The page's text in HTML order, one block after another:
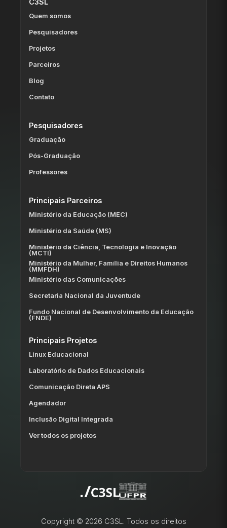
C3SL
Quem somos
Pesquisadores
Projetos
Parceiros
Blog
Contato
Pesquisadores
Graduação
Pós-Graduação
Professores
Principais Parceiros
Ministério da Educação (MEC)
Ministério da Saúde (MS)
Ministério da Ciência, Tecnologia e Inovação
(MCTI)
Ministério da Mulher, Família e Direitos Humanos
(MMFDH)
Ministério das Comunicações
Secretaria Nacional da Juventude
Fundo Nacional de Desenvolvimento da Educação
(FNDE)
Principais Projetos
Linux Educacional
Laboratório de Dados Educacionais
Comunicação Direta APS
Agendador
Inclusão Digital Integrada
Ver todos os projetos
Copyright © 2026 C3SL. Todos os direitos